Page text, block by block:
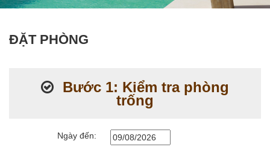
ĐẶT PHÒNG
Bước 1: Kiểm tra phòng
trống
Ngày đến: